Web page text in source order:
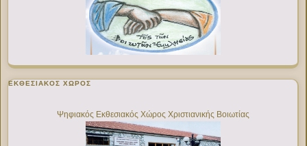
ΕΚΘΕΣΙΑΚΌΣ ΧΏΡΟΣ
Ψηφιακός Εκθεσιακός Χώρος Χριστιανικής Βοιωτίας